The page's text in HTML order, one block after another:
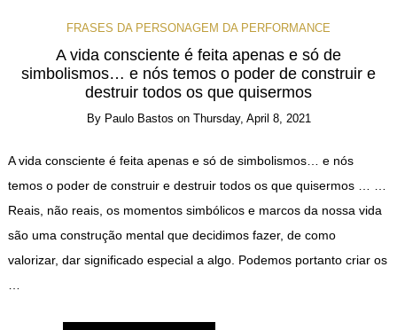
FRASES DA PERSONAGEM DA PERFORMANCE
A vida consciente é feita apenas e só de
simbolismos… e nós temos o poder de construir e
destruir todos os que quisermos
By Paulo Bastos on Thursday, April 8, 2021
A vida consciente é feita apenas e só de simbolismos… e nós
temos o poder de construir e destruir todos os que quisermos … …
Reais, não reais, os momentos simbólicos e marcos da nossa vida
são uma construção mental que decidimos fazer, de como
valorizar, dar significado especial a algo. Podemos portanto criar os